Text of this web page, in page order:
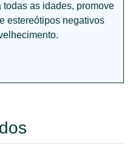
as idades, promove
estereótipos negativos